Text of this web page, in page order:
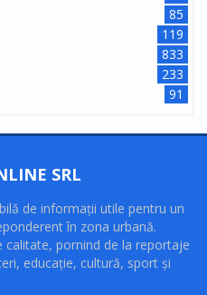
85
119
833
233
91
SRL
de informaţii utile pentru un
în zona urbană.
calitate, pornind de la reportaje
educaţie, cultură, sport şi